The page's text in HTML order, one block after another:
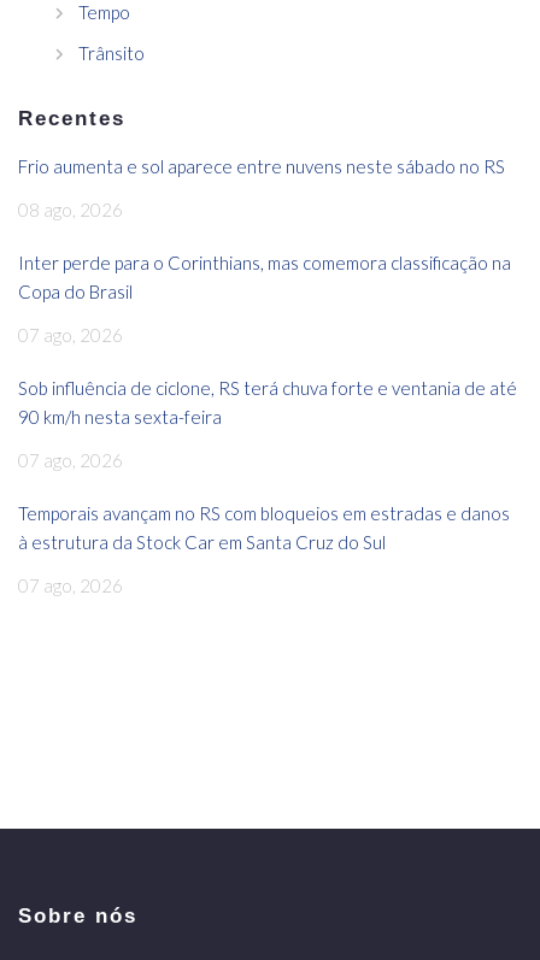
Tempo
Trânsito
Recentes
Frio aumenta e sol aparece entre nuvens neste sábado no RS
08 ago, 2026
Inter perde para o Corinthians, mas comemora classificação na
Copa do Brasil
07 ago, 2026
Sob influência de ciclone, RS terá chuva forte e ventania de até
90 km/h nesta sexta-feira
07 ago, 2026
Temporais avançam no RS com bloqueios em estradas e danos
à estrutura da Stock Car em Santa Cruz do Sul
07 ago, 2026
Sobre nós